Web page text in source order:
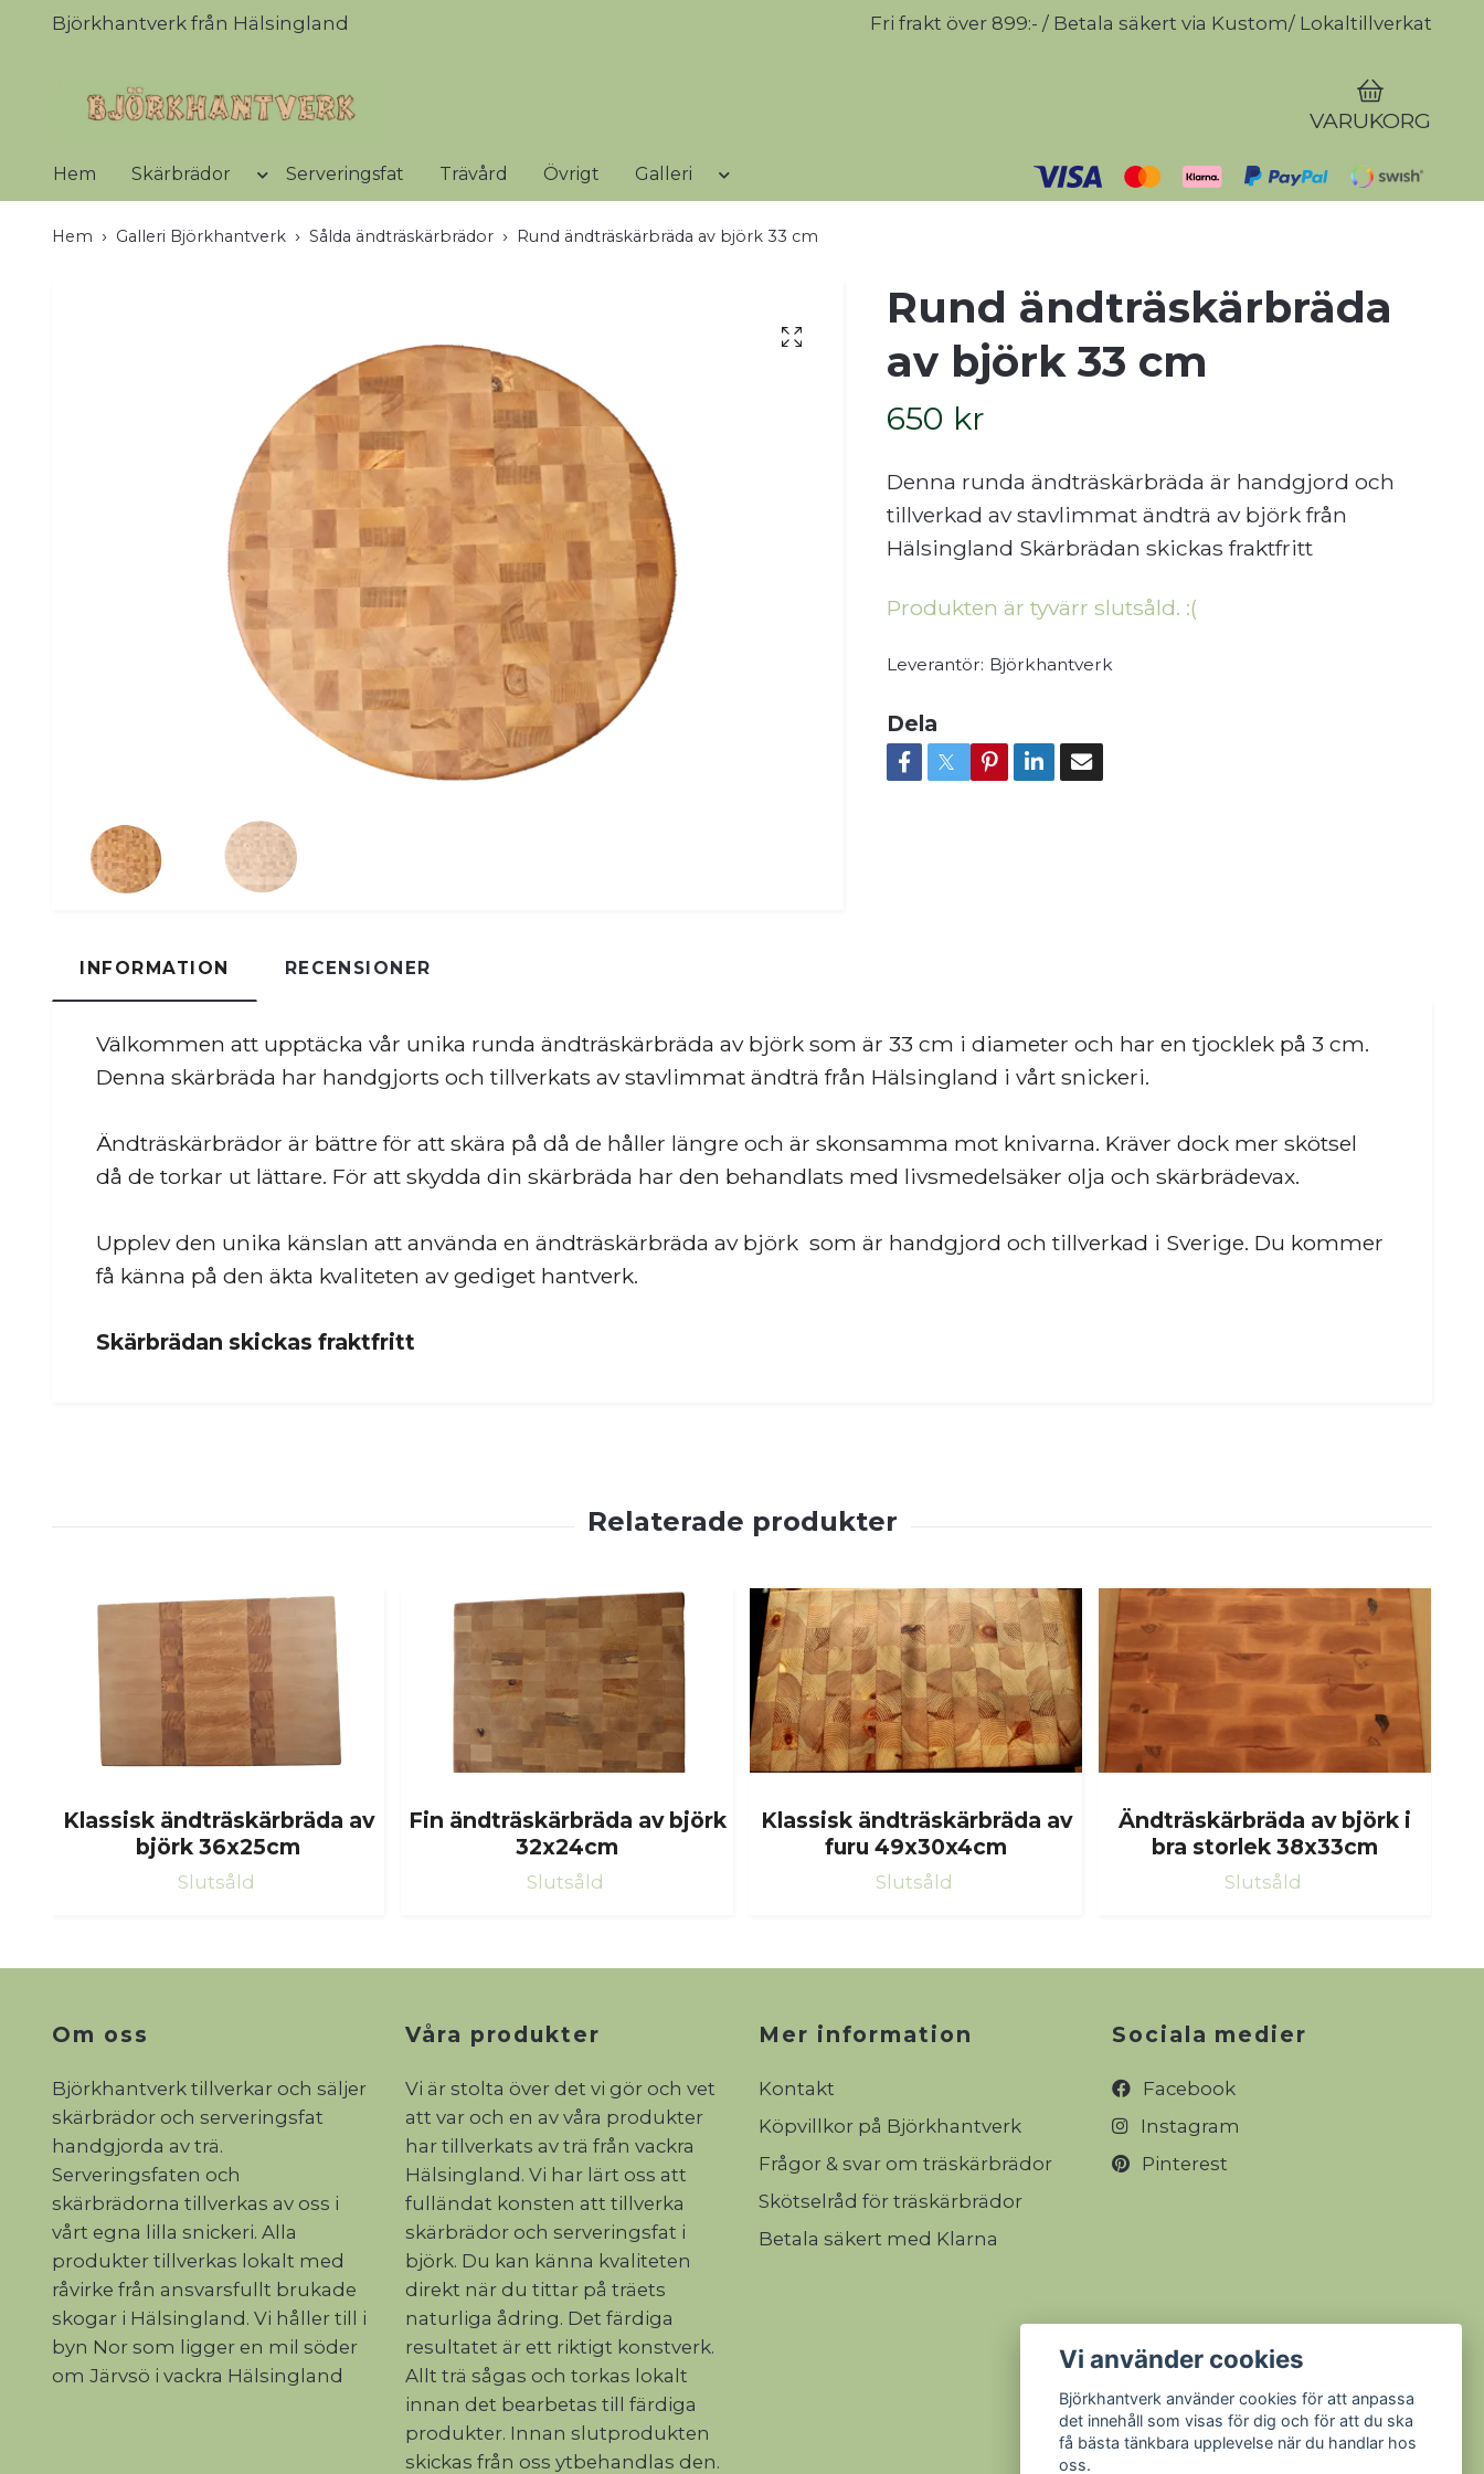
Björkhantverk från Hälsingland Fri frakt över 899:- / Betala säkert via Kustom/ Lokaltillverkat
VARUKORG
Hem Skärbrädor Serveringsfat Trävård Övrigt Galleri
Hem Galleri Björkhantverk Sålda ändträskärbrädor Rund ändträskärbräda av björk 33 cm
Rund ändträskärbräda
av björk 33 cm
650 kr
Denna runda ändträskärbräda är handgjord och
tillverkad av stavlimmat ändträ av björk från
Hälsingland Skärbrädan skickas fraktfritt
Produkten är tyvärr slutsåld. :(
Leverantör: Björkhantverk
Dela
INFORMATION RECENSIONER
Välkommen att upptäcka vår unika runda ändträskärbräda av björk som är 33 cm i diameter och har en tjocklek på 3 cm.
Denna skärbräda har handgjorts och tillverkats av stavlimmat ändträ från Hälsingland i vårt snickeri.
Ändträskärbrädor är bättre för att skära på då de håller längre och är skonsamma mot knivarna. Kräver dock mer skötsel
då de torkar ut lättare. För att skydda din skärbräda har den behandlats med livsmedelsäker olja och skärbrädevax.
Upplev den unika känslan att använda en ändträskärbräda av björk som är handgjord och tillverkad i Sverige. Du kommer
få känna på den äkta kvaliteten av gediget hantverk.
Skärbrädan skickas fraktfritt
Klassisk ändträskärbräda av
björk 36x25cm
Slutsåld
Fin ändträskärbräda av björk
32x24cm
Slutsåld
Klassisk ändträskärbräda av
furu 49x30x4cm
Slutsåld
Ändträskärbräda av björk i
bra storlek 38x33cm
Slutsåld
Om oss
Björkhantverk tillverkar och säljer
skärbrädor och serveringsfat
handgjorda av trä.
Serveringsfaten och
skärbrädorna tillverkas av oss i
vårt egna lilla snickeri. Alla
produkter tillverkas lokalt med
råvirke från ansvarsfullt brukade
skogar i Hälsingland. Vi håller till i
byn Nor som ligger en mil söder
om Järvsö i vackra Hälsingland
Våra produkter
Vi är stolta över det vi gör och vet
att var och en av våra produkter
har tillverkats av trä från vackra
Hälsingland. Vi har lärt oss att
fulländat konsten att tillverka
skärbrädor och serveringsfat i
björk. Du kan känna kvaliteten
direkt när du tittar på träets
naturliga ådring. Det färdiga
resultatet är ett riktigt konstverk.
Allt trä sågas och torkas lokalt
innan det bearbetas till färdiga
produkter. Innan slutprodukten
skickas från oss ytbehandlas den.
Mer information
Kontakt
Köpvillkor på Björkhantverk
Frågor & svar om träskärbrädor
Skötselråd för träskärbrädor
Betala säkert med Klarna
Sociala medier
Facebook
Instagram
Pinterest
Vi använder cookies
Björkhantverk använder cookies för att anpassa
det innehåll som visas för dig och för att du ska
få bästa tänkbara upplevelse när du handlar hos
oss.